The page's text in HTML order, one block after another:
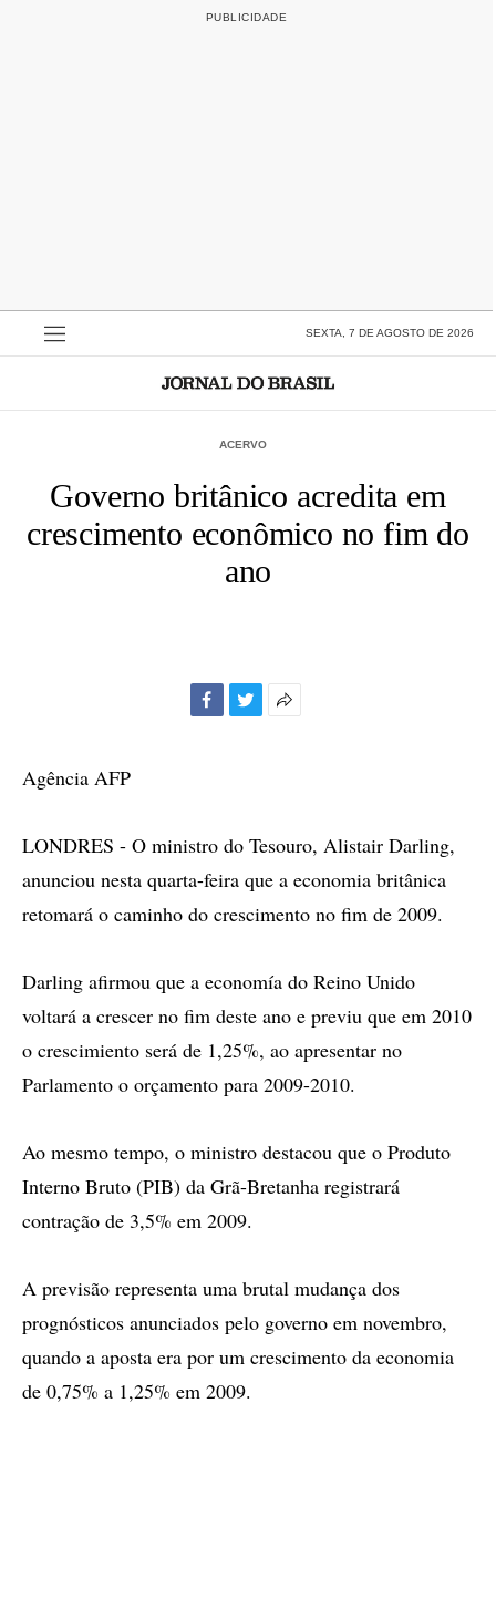
SEXTA, 7 DE AGOSTO DE 2026
ACERVO
Governo britânico acredita em
crescimento econômico no fim do
ano
Agência AFP
LONDRES - O ministro do Tesouro, Alistair Darling,
anunciou nesta quarta-feira que a economia britânica
retomará o caminho do crescimento no fim de 2009.
Darling afirmou que a economía do Reino Unido
voltará a crescer no fim deste ano e previu que em 2010
o crescimiento será de 1,25%, ao apresentar no
Parlamento o orçamento para 2009-2010.
Ao mesmo tempo, o ministro destacou que o Produto
Interno Bruto (PIB) da Grã-Bretanha registrará
contração de 3,5% em 2009.
A previsão representa uma brutal mudança dos
prognósticos anunciados pelo governo em novembro,
quando a aposta era por um crescimento da economia
de 0,75% a 1,25% em 2009.